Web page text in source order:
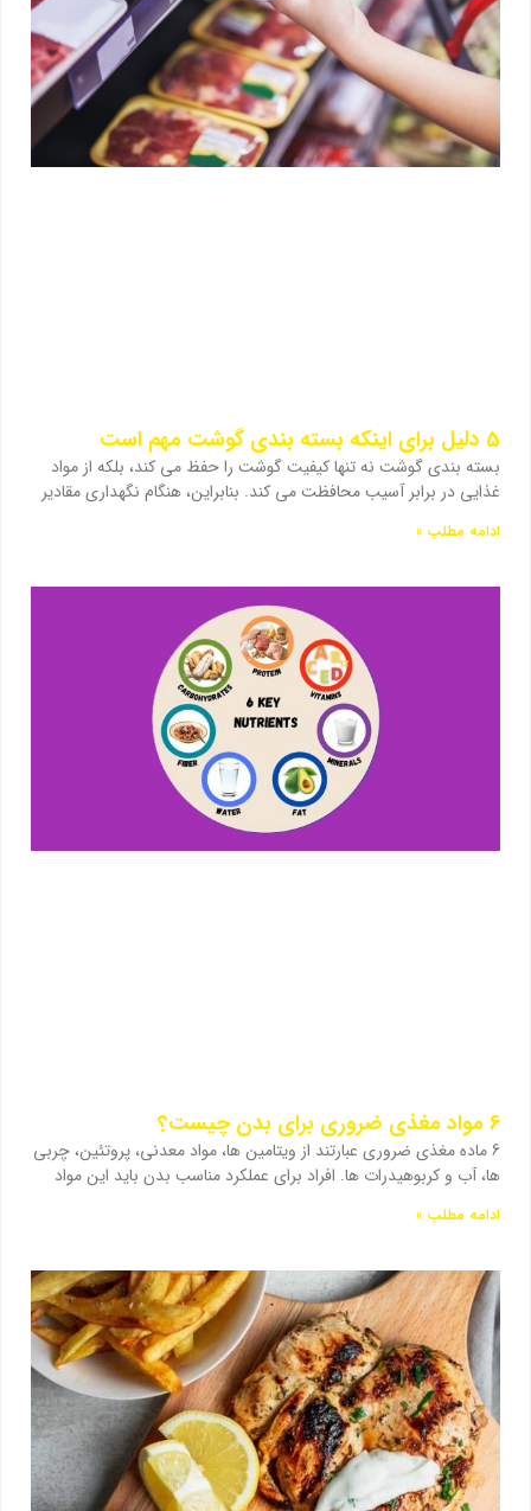
5 دلیل برای اینکه بسته بندی گوشت مهم است
بسته بندی گوشت نه تنها کیفیت گوشت را حفظ می کند، بلکه از مواد
غذایی در برابر آسیب محافظت می کند. بنابراین، هنگام نگهداری مقادیر
ادامه مطلب »
6 مواد مغذی ضروری برای بدن چیست؟
6 ماده مغذی ضروری عبارتند از ویتامین ها، مواد معدنی، پروتئین، چربی
ها، آب و کربوهیدرات ها. افراد برای عملکرد مناسب بدن باید این مواد
ادامه مطلب »